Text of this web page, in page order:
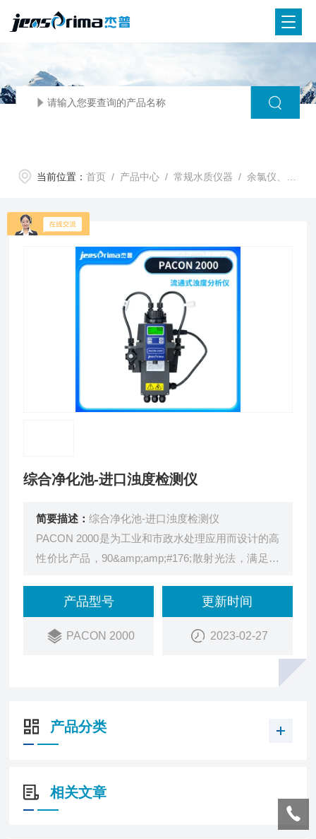
当前位置：首页 / 产品中心 /常规水质仪器 /余氯仪、臭氧分析仪
综合净化池-进口浊度检测仪
简要描述：综合净化池-进口浊度检测仪
PACON 2000是为工业和市政水处理应用而设计的高
性价比产品，90&amp;amp;#176;散射光法，满足美
水处理领域。
产品型号
PACON 2000
更新时间
2023-02-27
产品分类
相关文章